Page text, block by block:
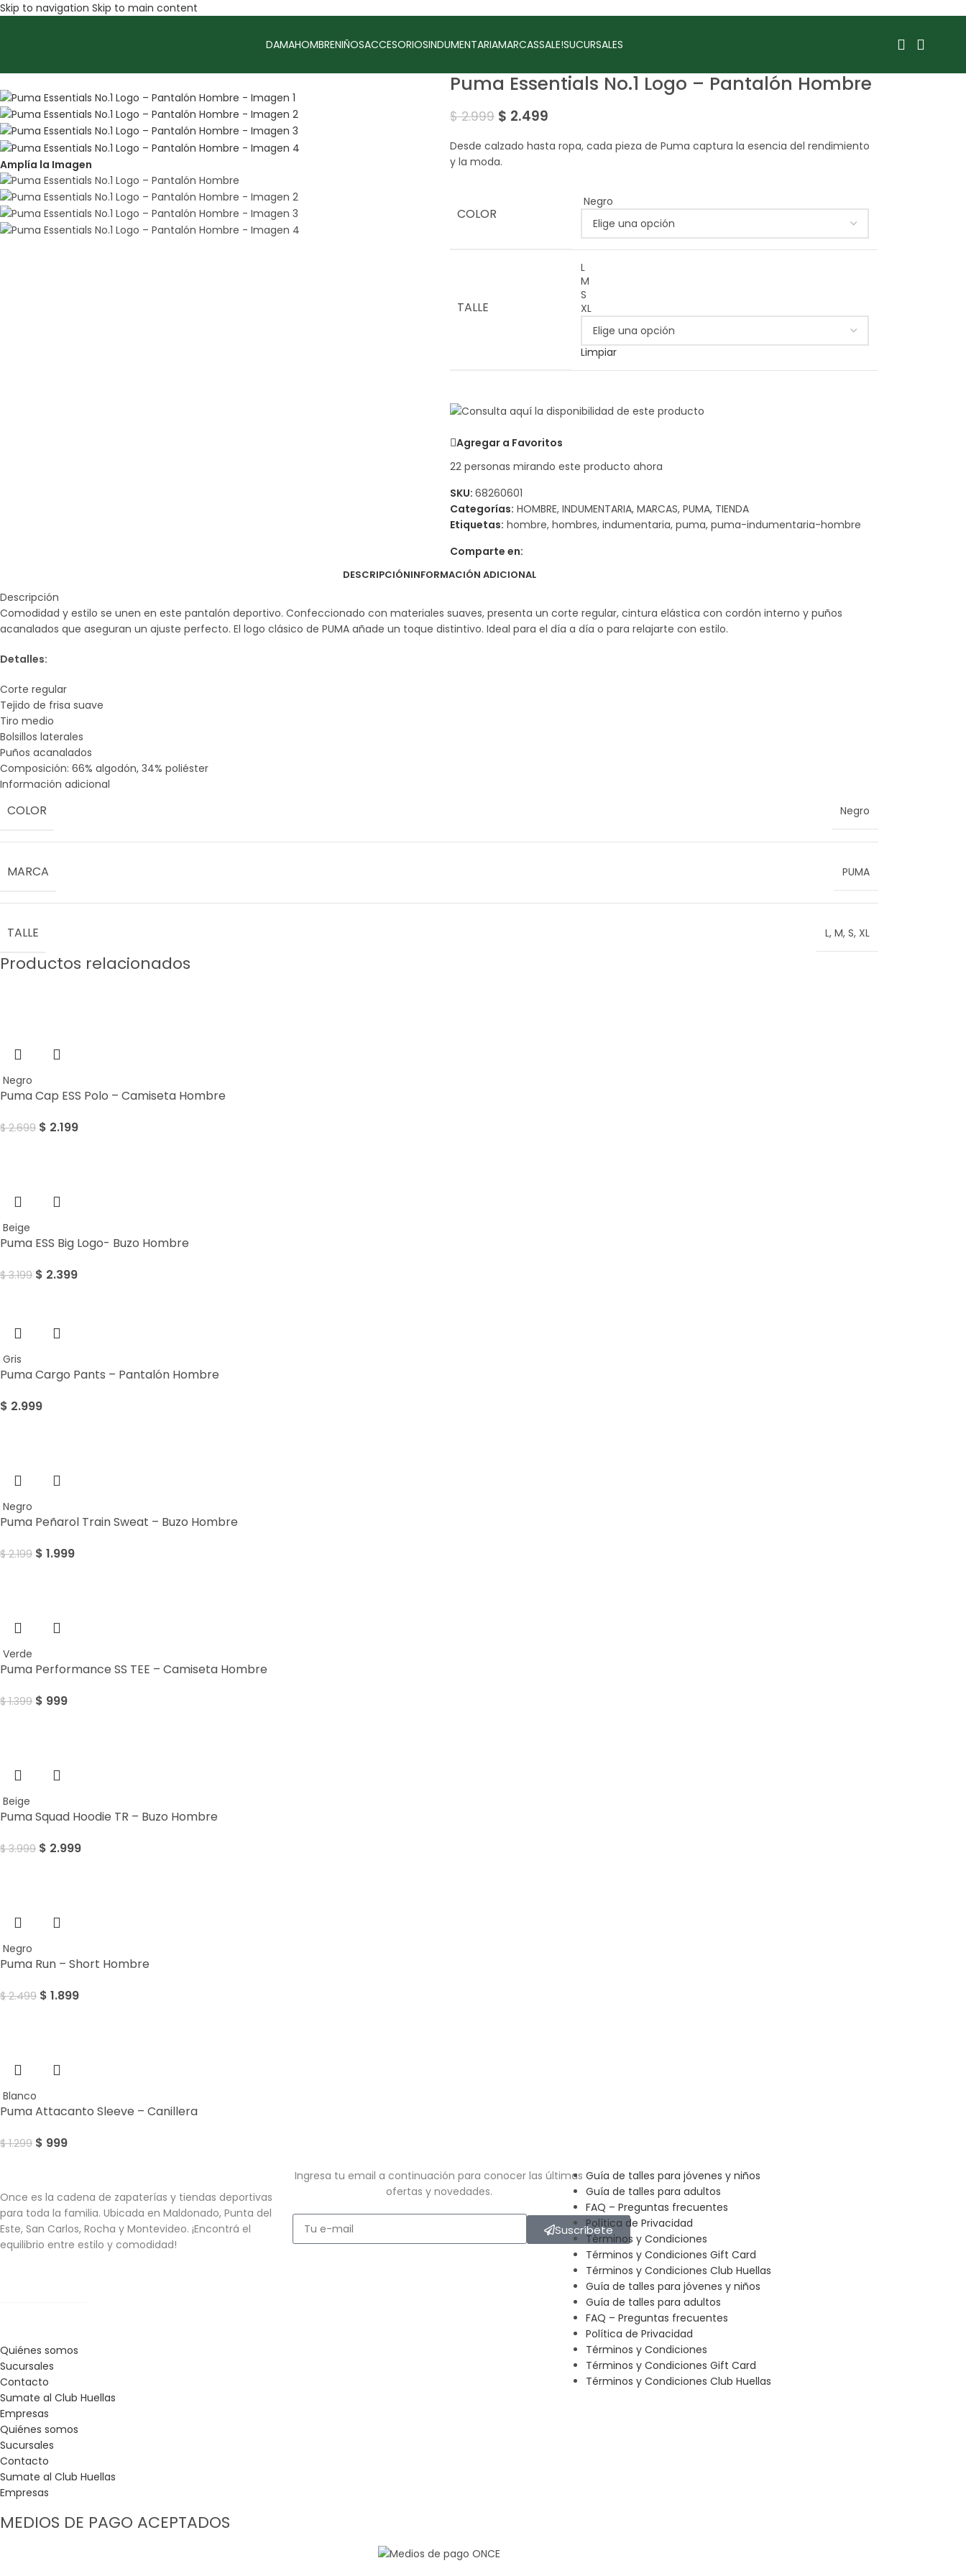
Skip to navigation Skip to main content
DAMAHOMBRENIÑOSACCESORIOSINDUMENTARIAMARCASSALE!SUCURSALES
Amplía la Imagen
Puma Essentials No.1 Logo – Pantalón Hombre
$2.999 $ 2.499
Desde calzado hasta ropa, cada pieza de Puma captura la esencia del rendimiento
y la moda.
COLOR
Negro
TALLE
L
M
S
XL
Limpiar
Agregar a Favoritos
22 personas mirando este producto ahora
SKU: 68260601
Categorías: HOMBRE, INDUMENTARIA, MARCAS, PUMA, TIENDA
Etiquetas: hombre, hombres, indumentaria, puma, puma-indumentaria-hombre
Comparte en:
DESCRIPCIÓNINFORMACIÓN ADICIONAL
Descripción
Comodidad y estilo se unen en este pantalón deportivo. Confeccionado con materiales suaves, presenta un corte regular, cintura elástica con cordón interno y puños
acanalados que aseguran un ajuste perfecto. El logo clásico de PUMA añade un toque distintivo. Ideal para el día a día o para relajarte con estilo.
Detalles:
Corte regular
Tejido de frisa suave
Tiro medio
Bolsillos laterales
Puños acanalados
Composición: 66% algodón, 34% poliéster
Información adicional
COLOR Negro
MARCA PUMA
TALLE L, M, S, XL
Productos relacionados
Negro
Puma Cap ESS Polo – Camiseta Hombre
$2.699 $ 2.199
Beige
Puma ESS Big Logo- Buzo Hombre
$3.199 $ 2.399
Gris
Puma Cargo Pants – Pantalón Hombre
$ 2.999
Negro
Puma Peñarol Train Sweat – Buzo Hombre
$2.199 $ 1.999
Verde
Puma Performance SS TEE – Camiseta Hombre
$1.399 $ 999
Beige
Puma Squad Hoodie TR – Buzo Hombre
$3.999 $ 2.999
Negro
Puma Run – Short Hombre
$2.499 $ 1.899
Blanco
Puma Attacanto Sleeve – Canillera
$1.299 $ 999
Once es la cadena de zapaterías y tiendas deportivas
para toda la familia. Ubicada en Maldonado, Punta del
Este, San Carlos, Rocha y Montevideo. ¡Encontrá el
equilibrio entre estilo y comodidad!
Quiénes somos
Sucursales
Contacto
Sumate al Club Huellas
Empresas
Quiénes somos
Sucursales
Contacto
Sumate al Club Huellas
Empresas
Ingresa tu email a continuación para conocer las últimas
ofertas y novedades.
Suscríbete
Guía de talles para jóvenes y niños
Guía de talles para adultos
FAQ – Preguntas frecuentes
Política de Privacidad
Términos y Condiciones
Términos y Condiciones Gift Card
Términos y Condiciones Club Huellas
Guía de talles para jóvenes y niños
Guía de talles para adultos
FAQ – Preguntas frecuentes
Política de Privacidad
Términos y Condiciones
Términos y Condiciones Gift Card
Términos y Condiciones Club Huellas
MEDIOS DE PAGO ACEPTADOS